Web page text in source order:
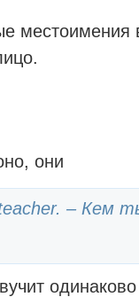
местоимения
они
– Кем